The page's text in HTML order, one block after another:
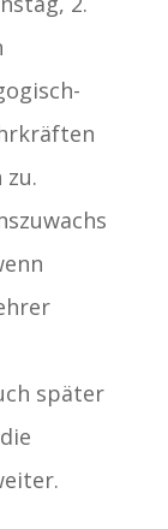
später